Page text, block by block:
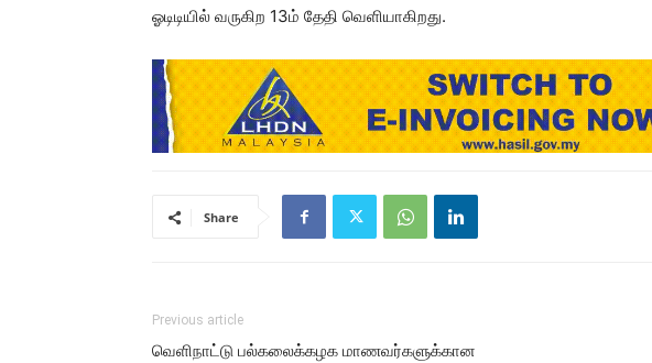
ஓடிடியில் வருகிற 13ம் தேதி வெளியாகிறது.
Share
Previous article
வெளிநாட்டு பல்கலைக்கழக மாணவர்களுக்கான